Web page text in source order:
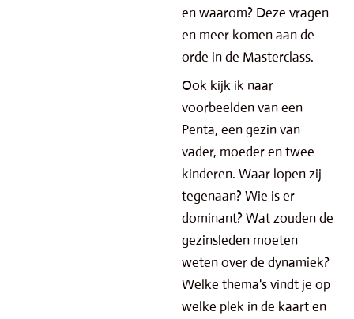
en waarom? Deze vragen
en meer komen aan de
orde in de Masterclass.
Ook kijk ik naar
voorbeelden van een
Penta, een gezin van
vader, moeder en twee
kinderen. Waar lopen zij
tegenaan? Wie is er
dominant? Wat zouden de
gezinsleden moeten
weten over de dynamiek?
Welke thema's vindt je op
welke plek in de kaart en